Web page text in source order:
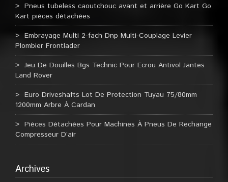
Pneus tubeless caoutchouc avant et arrière Go Kart Go
Kart pièces détachées
Embrayage Multi 2-fach Dnp Multi-Couplage Levier
Plombier Frontlader
Jeu De Douilles Bgs Technic Pour Ecrou Antivol Jantes
Land Rover
Euro Driveshafts Lot De Protection Tuyau 75/80mm
1200mm Arbre À Cardan
Pièces Détachées Pour Machines À Pneus De Rechange
Compresseur D’air
Archives